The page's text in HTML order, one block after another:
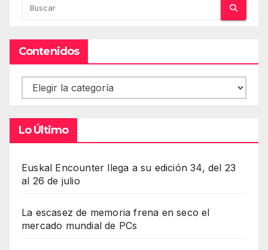
Contenidos
Contenidos
Lo Último
Euskal Encounter llega a su edición 34, del 23
al 26 de julio
La escasez de memoria frena en seco el
mercado mundial de PCs